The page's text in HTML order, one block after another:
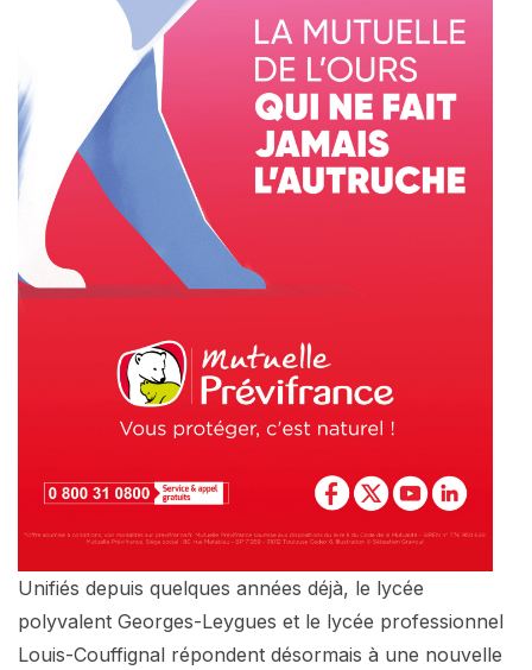
Unifiés depuis quelques années déjà, le lycée
polyvalent Georges-Leygues et le lycée professionnel
Louis-Couffignal répondent désormais à une nouvelle